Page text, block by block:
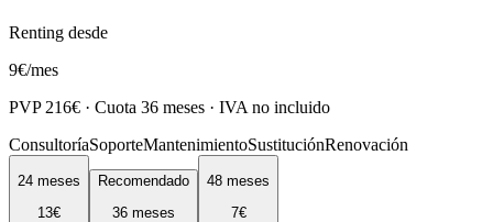
Renting desde
9€/mes
PVP 216€ · Cuota 36 meses · IVA no incluido
ConsultoríaSoporteMantenimientoSustituciónRenovación
24 meses
13€
Recomendado
36 meses
48 meses
7€